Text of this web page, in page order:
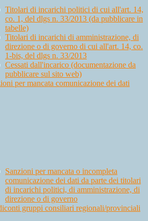
Titolari di incarichi politici di cui all'art. 14,
co. 1, del dlgs n. 33/2013 (da pubblicare in
tabelle)
Titolari di incarichi di amministrazione, di
direzione o di governo di cui all'art. 14, co.
1-bis, del dlgs n. 33/2013
Cessati dall'incarico (documentazione da
pubblicare sul sito web)
per mancata comunicazione dei dati
Sanzioni per mancata o incompleta
comunicazione dei dati da parte dei titolari
di incarichi politici, di amministrazione, di
direzione o di governo
gruppi consiliari regionali/provinciali